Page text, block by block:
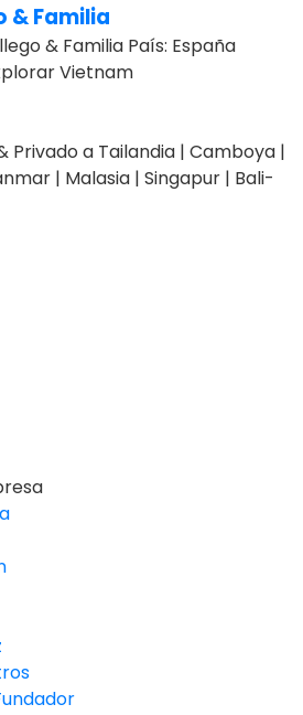
& Familia
& Familia País: España
Vietnam
Privado a Tailandia | Camboya |
| Malasia | Singapur | Bali-